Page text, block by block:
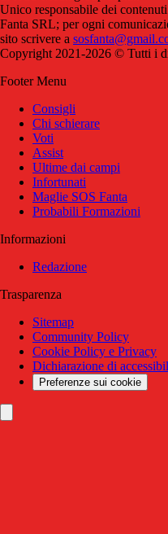
Unico responsabile dei
Fanta SRL; per ogni
sito scrivere a
Copyright 2021-2026 © Tutti i
Footer Menu
Consigli
Chi schierare
Voti
Assist
Ultime dai campi
Infortunati
Maglie SOS Fanta
Probabili Formazioni
Informazioni
Redazione
Trasparenza
Sitemap
Community Policy
Cookie Policy e Privacy
Dichiarazione di
Preferenze sui cookie